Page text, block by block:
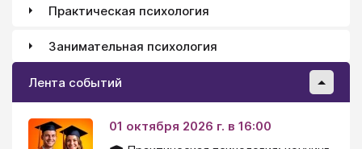
Практическая психология
Занимательная психология
Лента событий
01 октября 2026 г. в 16:00